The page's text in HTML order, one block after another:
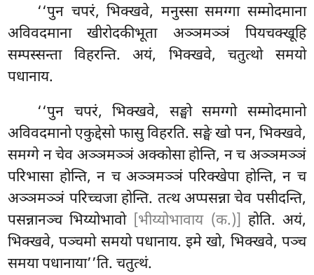
‘‘पुन चपरं, भिक्खवे, मनुस्सा समग्गा सम्मोदमाना
अविवदमाना खीरोदकीभूता अञ्ञमञ्ञं पियचक्खूहि
सम्पस्सन्ता विहरन्ति. अयं, भिक्खवे, चतुत्थो समयो
पधानाय.
‘‘पुन चपरं, भिक्खवे, सङ्घो समग्गो सम्मोदमानो
अविवदमानो एकुद्देसो फासु विहरति. सङ्घे खो पन, भिक्खवे,
समग्गे न चेव अञ्ञमञ्ञं अक्कोसा होन्ति, न च अञ्ञमञ्ञं
परिभासा होन्ति, न च अञ्ञमञ्ञं परिक्खेपा होन्ति, न च
अञ्ञमञ्ञं परिच्चजा होन्ति. तत्थ अप्पसन्ना चेव पसीदन्ति,
पसन्नानञ्च भिय्योभावो [भीय्योभावाय (क.)] होति. अयं,
भिक्खवे, पञ्चमो समयो पधानाय. इमे खो, भिक्खवे, पञ्च
समया पधानाया’’ति. चतुत्थं.